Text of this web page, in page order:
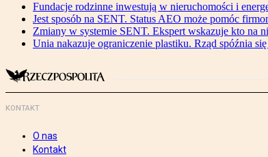
Fundacje rodzinne inwestują w nieruchomości i
Jest sposób na SENT. Status AEO może pomóc
Zmiany w systemie SENT. Ekspert wskazuje kto na
Unia nakazuje ograniczenie plastiku. Rząd spóźnia
KONTAKT
O nas
Kontakt